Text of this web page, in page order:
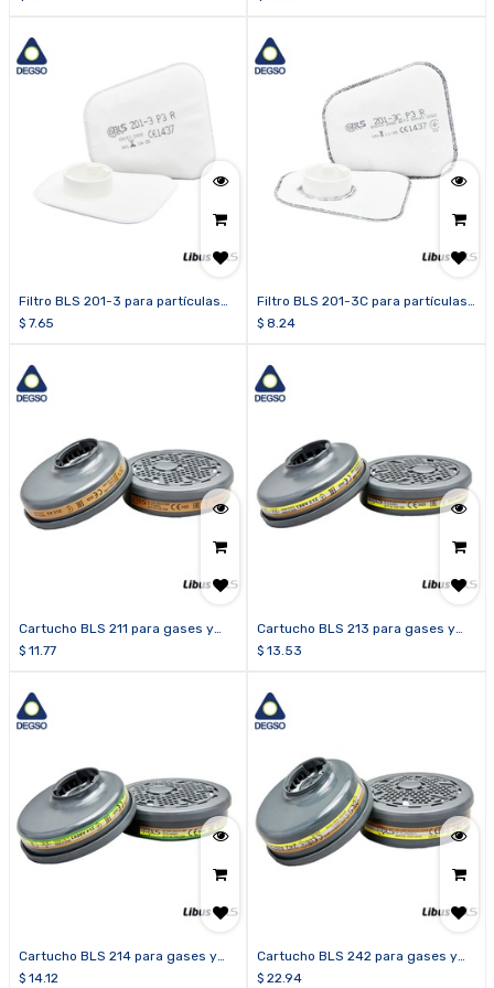
Filtro BLS 201-3 para partículas
P3 R
$ 7.65
Filtro BLS 201-3C para partículas
P3 R y niveles molestos de
$ 8.24
Cartucho BLS 211 para gases y
vapores orgánicos A2
$ 11.77
Cartucho BLS 213 para gases y
vapores orgánicos, inorgánicos y
$ 13.53
Cartucho BLS 214 para gases y
vapores orgánicos, inorgánicos,
$ 14.12
Cartucho BLS 242 para gases y
vapores orgánicos, inorgánicos,
$ 22.94